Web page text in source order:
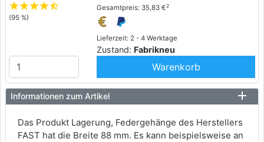
starstarstarstarstar_half
(95 %)
Lieferzeit: 2 - 4 Werktage
Zustand: Fabrikneu
Gesamtpreis: 35,83 €2
Warenkorb
Informationen zum Artikel
Das Produkt Lagerung, Federgehänge des Herstellers
FAST hat die Breite 88 mm. Es kann beispielsweise an